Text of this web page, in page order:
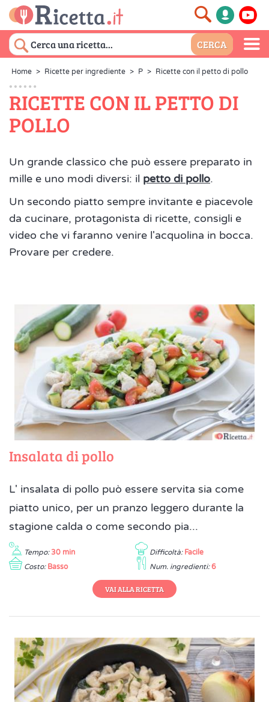
Home > Ricette per ingrediente > P > Ricette con il petto di pollo
RICETTE CON IL PETTO DI
POLLO
Un grande classico che può essere preparato in
mille e uno modi diversi: il petto di pollo.
Un secondo piatto sempre invitante e piacevole
da cucinare, protagonista di ricette, consigli e
video che vi faranno venire l'acquolina in bocca.
Provare per credere.
Insalata di pollo
L' insalata di pollo può essere servita sia come
piatto unico, per un pranzo leggero durante la
stagione calda o come secondo pia...
Tempo: 30 min Difficoltà: Facile
Costo: Basso Num. ingredienti: 6
VAI ALLA RICETTA